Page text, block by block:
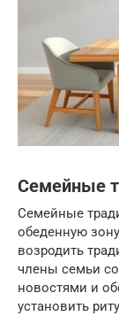
Семейные
Семейные
обеденную
возродить
члены семьи
новостями и
установить